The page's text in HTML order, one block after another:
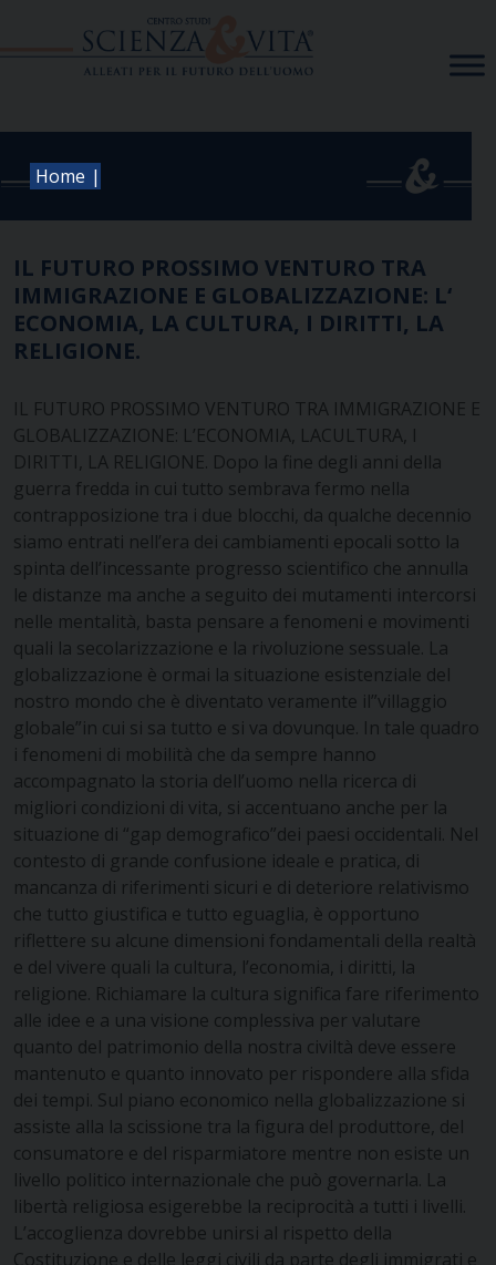
Home |
IL FUTURO PROSSIMO VENTURO TRA
IMMIGRAZIONE E GLOBALIZZAZIONE: L‘
ECONOMIA, LA CULTURA, I DIRITTI, LA
RELIGIONE.
IL FUTURO PROSSIMO VENTURO TRA IMMIGRAZIONE E
GLOBALIZZAZIONE: L’ECONOMIA, LACULTURA, I
DIRITTI, LA RELIGIONE. Dopo la fine degli anni della
guerra fredda in cui tutto sembrava fermo nella
contrapposizione tra i due blocchi, da qualche decennio
siamo entrati nell’era dei cambiamenti epocali sotto la
spinta dell’incessante progresso scientifico che annulla
le distanze ma anche a seguito dei mutamenti intercorsi
nelle mentalità, basta pensare a fenomeni e movimenti
quali la secolarizzazione e la rivoluzione sessuale. La
globalizzazione è ormai la situazione esistenziale del
nostro mondo che è diventato veramente il”villaggio
globale”in cui si sa tutto e si va dovunque. In tale quadro
i fenomeni di mobilità che da sempre hanno
accompagnato la storia dell’uomo nella ricerca di
migliori condizioni di vita, si accentuano anche per la
situazione di “gap demografico”dei paesi occidentali. Nel
contesto di grande confusione ideale e pratica, di
mancanza di riferimenti sicuri e di deteriore relativismo
che tutto giustifica e tutto eguaglia, è opportuno
riflettere su alcune dimensioni fondamentali della realtà
e del vivere quali la cultura, l’economia, i diritti, la
religione. Richiamare la cultura significa fare riferimento
alle idee e a una visione complessiva per valutare
quanto del patrimonio della nostra civiltà deve essere
mantenuto e quanto innovato per rispondere alla sfida
dei tempi. Sul piano economico nella globalizzazione si
assiste alla la scissione tra la figura del produttore, del
consumatore e del risparmiatore mentre non esiste un
livello politico internazionale che può governarla. La
libertà religiosa esigerebbe la reciprocità a tutti i livelli.
L’accoglienza dovrebbe unirsi al rispetto della
Costituzione e delle leggi civili da parte degli immigrati e